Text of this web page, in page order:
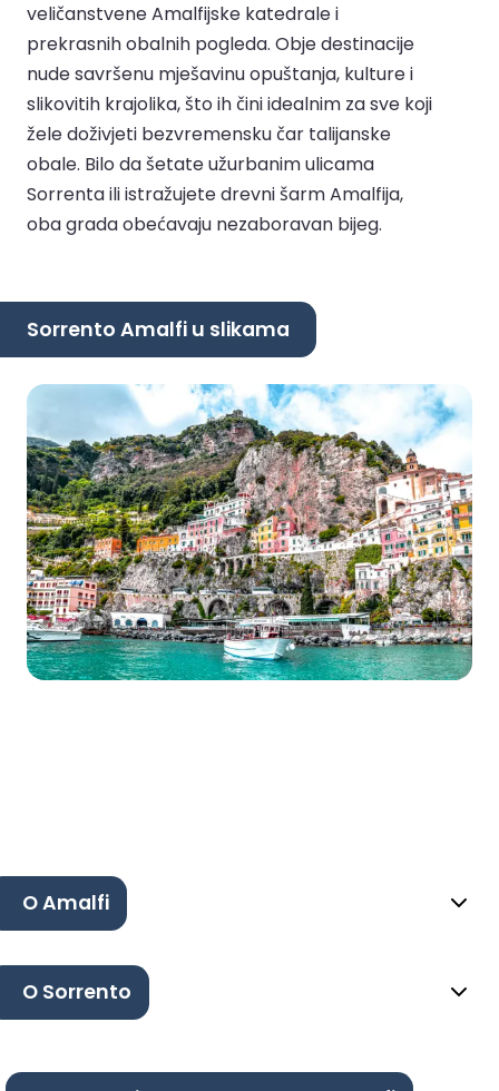
veličanstvene Amalfijske katedrale i
prekrasnih obalnih pogleda. Obje destinacije
nude savršenu mješavinu opuštanja, kulture i
slikovitih krajolika, što ih čini idealnim za sve koji
žele doživjeti bezvremensku čar talijanske
obale. Bilo da šetate užurbanim ulicama
Sorrenta ili istražujete drevni šarm Amalfija,
oba grada obećavaju nezaboravan bijeg.
Sorrento Amalfi u slikama
O Amalfi
O Sorrento